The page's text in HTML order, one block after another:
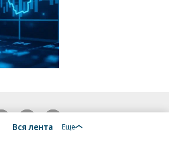
Вся лента Еще18+